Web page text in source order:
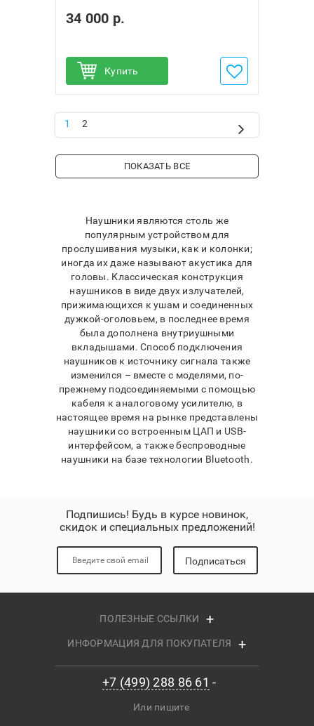
34 000 р.
Купить
Добавить в избранное
1 2
ПОКАЗАТЬ ВСЕ
Наушники являются столь же
популярным устройством для
прослушивания музыки, как и колонки;
иногда их даже называют акустика для
головы. Классическая конструкция
наушников в виде двух излучателей,
прижимающихся к ушам и соединенных
дужкой-оголовьем, в последнее время
была дополнена внутриушными
вкладышами. Способ подключения
наушников к источнику сигнала также
изменился – вместе с моделями, по-
прежнему подсоединяемыми с помощью
кабеля к аналоговому усилителю, в
настоящее время на рынке представлены
наушники со встроенным ЦАП и USB-
интерфейсом, а также беспроводные
наушники на базе технологии Bluetooth.
Подпишись! Будь в курсе новинок,
скидок и специальных предложений!
Подписаться
ПОЛЕЗНЫЕ ССЫЛКИ
ИНФОРМАЦИЯ ДЛЯ ПОКУПАТЕЛЯ
+7 (499) 288 86 61
Или пишите